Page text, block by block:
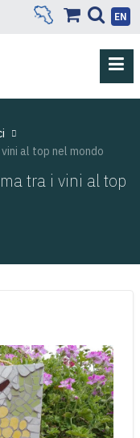
EN
al top nel mondo
tra i vini al top